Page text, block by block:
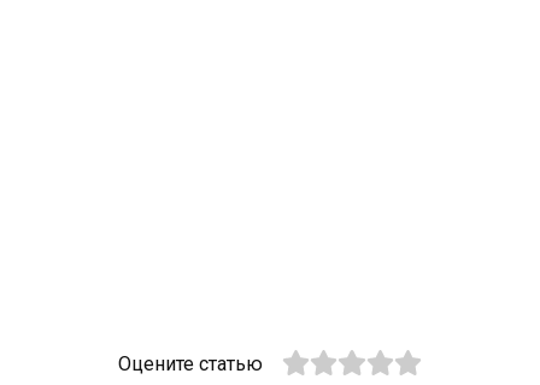
Оцените статью